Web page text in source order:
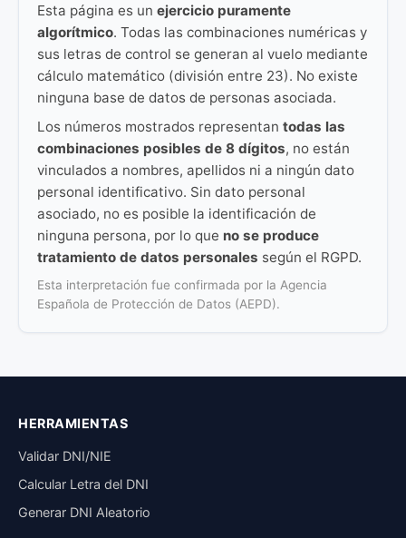
Esta página es un ejercicio puramente
algorítmico. Todas las combinaciones numéricas y
sus letras de control se generan al vuelo mediante
cálculo matemático (división entre 23). No existe
ninguna base de datos de personas asociada.
Los números mostrados representan todas las
combinaciones posibles de 8 dígitos, no están
vinculados a nombres, apellidos ni a ningún dato
personal identificativo. Sin dato personal
asociado, no es posible la identificación de
ninguna persona, por lo que no se produce
tratamiento de datos personales según el RGPD.
Esta interpretación fue confirmada por la Agencia
Española de Protección de Datos (AEPD).
HERRAMIENTAS
Validar DNI/NIE
Calcular Letra del DNI
Generar DNI Aleatorio